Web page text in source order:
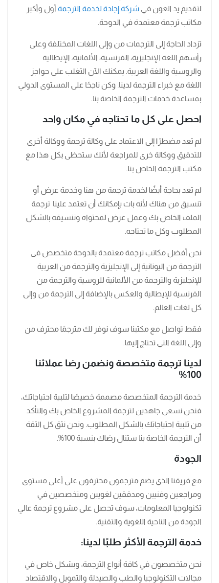
لتقديم يد العون في شركة إجادة لخدمة الترجمة أول وأكبر
مكاتب ترجمة معتمدة في الدوحة.
تزداد الحاجة إلى الترجمات من وإلى اللغات المختلفة وعلى
رأسهم اللغة الإنجليزية، الفرنسية، الألمانية، الإيطالية
والروسية واللغة العربية. يمكنك الآن التغلب على حواجز
اللغة مع خبراء الترجمة لدينا. وكن ناجحًا على المستوى الدولي
بمساعدة خدمات الترجمة الخاصة بنا.
احصل على كل ما تحتاجه في مكان واحد
لم تعد مضطرًا إلى الاعتماد على وكالة ترجمة ووكالة أخرى
للتدقيق ووكالة خرى للمراجعة لأنك ستحظى بكل هذا مع
مكتب الترجمة الخاص بنا.
لم تعد بحاجة أيضًا لخدمة ترجمة من هنا وخدمة عرض أو
تنسيق من هناك لأنه بات بإمكانك أن تعتمد علينا ترجمة
الملف الخاص بك وعمل عرض لمحتواه وتنسيقه بالشكل
المطلوب وكل ما تحتاجه.
نحن أفضل مكاتب ترجمة معتمدة بالدوحة متخصص في
الترجمة من اليونانية إلى الإنجليزية والترجمة من العربية
للإنجليزية والترجمة من الألمانية للروسية والترجمة من
الفرنسية للإيطالية والعكس بالإضافة إلى الترجمة من وإلى
كل لغات العالم.
فقط تواصل مع مكتبنا سوف نوفر لك مترجمًا محترف من
وإلى اللغة التي تحتاج إليها.
لدينا ترجمة متخصصة ونضمن رضا عملائنا
100%
خدمة الترجمة المتخصصة مصممة خصيصًا لتلبية احتياجاتك،
فنحن نسعى جاهدين لترجمة المشروع الخاص بك والتأكد
من تلبية احتياجاتك بالشكل المطلوب. ونحن نثق كل الثقة
أن الترجمة الخاصة بنا ستنال رضاك بنسبة 100%.
الجودة
مع فريقنا الذي يضم مترجمون محترفون على أعلى مستوى
ومراجعين وفنيين ومدققين لغويين ومتخصصين في
تكنولوجيا المعلومات، سوف تحصل على مشروع ترجمة عالي
الجودة من الناحية اللغوية والتقنية.
خدمة الترجمة الأكثر طلبًا لدينا:
نحن متخصصون في كافة أنواع الترجمة، وبشكل خاص في
مجالات التكنولوجيا والطب والصيدلة والتمويل والاقتصاد